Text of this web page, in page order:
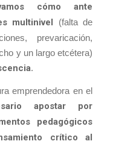
cómo ante
multinivel (falta de
prevaricación,
y un largo etcétera)
.
emprendedora en el
apostar por
pedagógicos
crítico al